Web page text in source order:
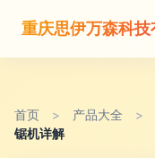
首页 > 产品大全 >
锯机详解